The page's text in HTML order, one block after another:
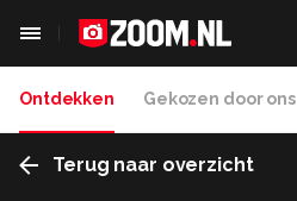
Ontdekken Gekozen door ons
Terug naar overzicht